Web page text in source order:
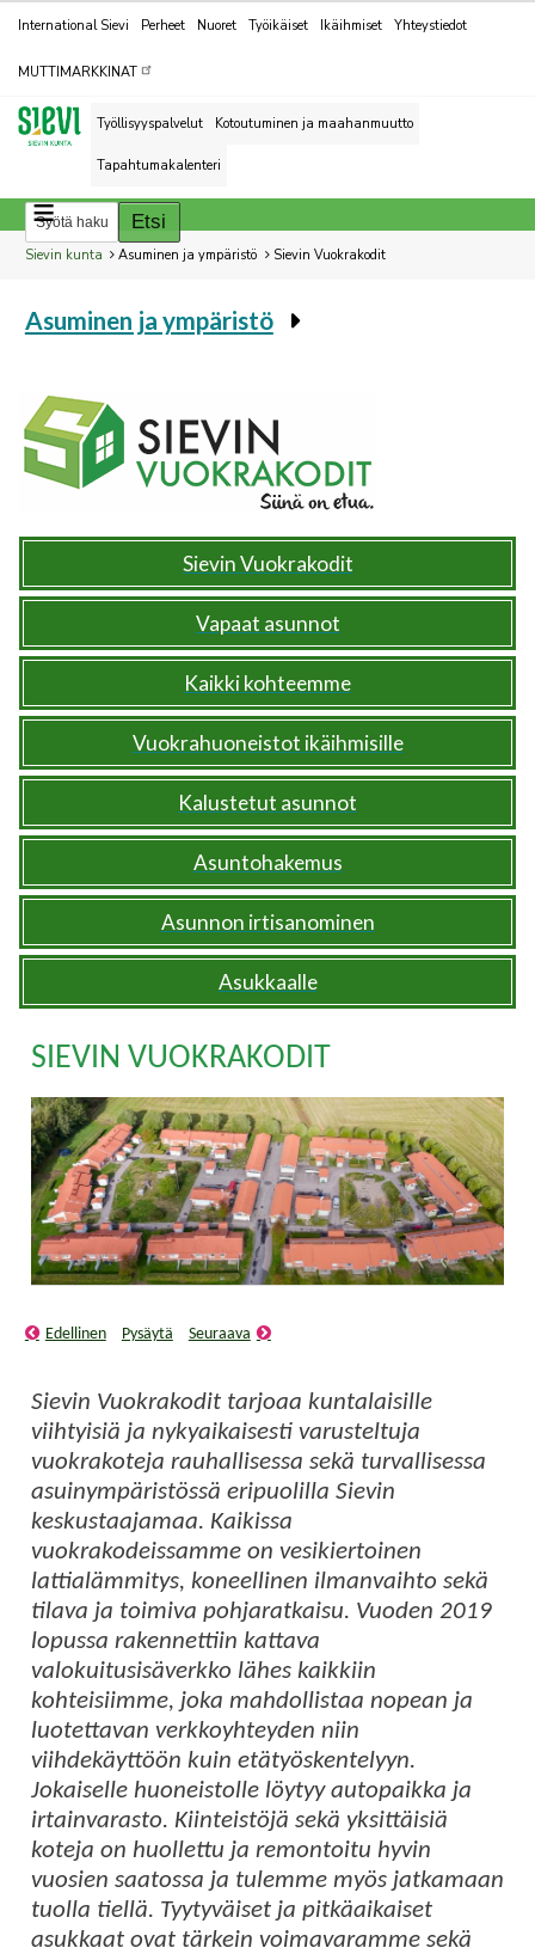
Kohderyhmät
International Sievi Perheet Nuoret Työikäiset Ikäihmiset Yhteystiedot
MUTTIMARKKINAT
Työllisyyspalvelut Kotoutuminen ja maahanmuutto
Tapahtumakalenteri
Breadcrumbs
You
here:
Sievin kunta Asuminen ja ympäristö Sievin Vuokrakodit
You
Asuminen ja ympäristö
Sievin Vuokrakodit
Vapaat asunnot
Kaikki kohteemme
Vuokrahuoneistot ikäihmisille
Kalustetut asunnot
Asuntohakemus
Asunnon irtisanominen
Asukkaalle
SIEVIN VUOKRAKODIT
Edellinen Pysäytä Seuraava
Sievin Vuokrakodit tarjoaa kuntalaisille
viihtyisiä ja nykyaikaisesti varusteltuja
vuokrakoteja rauhallisessa sekä turvallisessa
asuinympäristössä eripuolilla Sievin
keskustaajamaa. Kaikissa
vuokrakodeissamme on vesikiertoinen
lattialämmitys, koneellinen ilmanvaihto sekä
tilava ja toimiva pohjaratkaisu. Vuoden 2019
lopussa rakennettiin kattava
valokuitusisäverkko lähes kaikkiin
kohteisiimme, joka mahdollistaa nopean ja
luotettavan verkkoyhteyden niin
viihdekäyttöön kuin etätyöskentelyyn.
Jokaiselle huoneistolle löytyy autopaikka ja
irtainvarasto. Kiinteistöjä sekä yksittäisiä
koteja on huollettu ja remontoitu hyvin
vuosien saatossa ja tulemme myös jatkamaan
tuolla tiellä. Tyytyväiset ja pitkäaikaiset
asukkaat ovat tärkein voimavaramme sekä